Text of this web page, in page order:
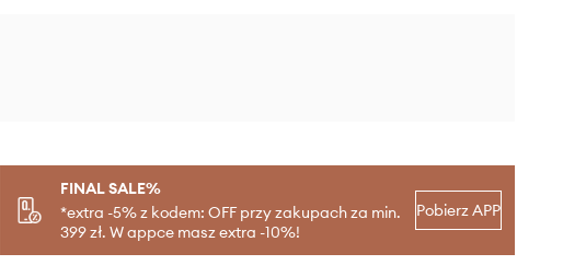
FINAL SALE%
*extra -5% z kodem: OFF przy zakupach za min.
399 zł. W appce masz extra -10%!
Pobierz APP